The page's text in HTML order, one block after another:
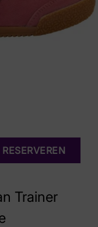
Trainer
RESERVEREN